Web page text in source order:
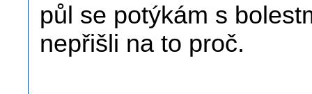
půl se potýkám s
nepřišli na to proč.